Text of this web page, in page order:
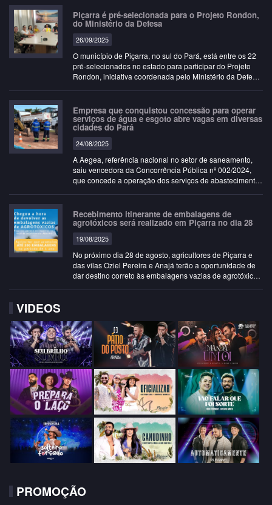
Piçarra é pré-selecionada para o Projeto Rondon,
do Ministério da Defesa
26/09/2025
O município de Piçarra, no sul do Pará, está entre os 22
pré-selecionados no estado para participar do Projeto
Rondon, iniciativa coordenada pelo Ministério da Defesa
Empresa que conquistou concessão para operar
serviços de água e esgoto abre vagas em diversas
cidades do Pará
24/08/2025
A Aegea, referência nacional no setor de saneamento,
saiu vencedora da Concorrência Pública nº 002/2024,
que concede a operação dos serviços de abastecimento
Recebimento itinerante de embalagens de
agrotóxicos será realizado em Piçarra no dia 28
19/08/2025
No próximo dia 28 de agosto, agricultores de Piçarra e
das vilas Oziel Pereira e Anajá terão a oportunidade de
dar destino correto às embalagens vazias de agrotóxicos.
VIDEOS
PROMOÇÃO